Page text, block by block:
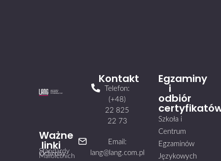
Ważne
linki
Standardy
Ochrony
Małoletnich
Kontakt
Telefon:
(+48)
22 825
22 73
Email:
lang@lang.com.pl
Egzaminy
i
odbiór
Szkoła i
Centrum
Egzaminów
Językowych